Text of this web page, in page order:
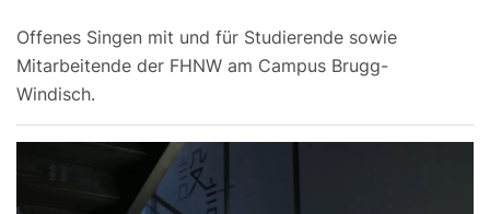
Offenes Singen mit und für Studierende sowie
Mitarbeitende der FHNW am Campus Brugg-
Windisch.